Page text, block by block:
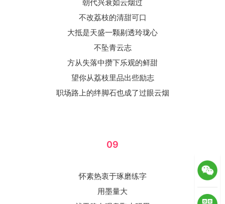
朝代兴衰如云烟过
不改荔枝的清甜可口
大抵是天盛一颗剔透玲珑心
不坠青云志
方从失落中攒下乐观的鲜甜
望你从荔枝里品出些励志
职场路上的绊脚石也成了过眼云烟
09
怀素热衷于琢磨练字
用墨量大